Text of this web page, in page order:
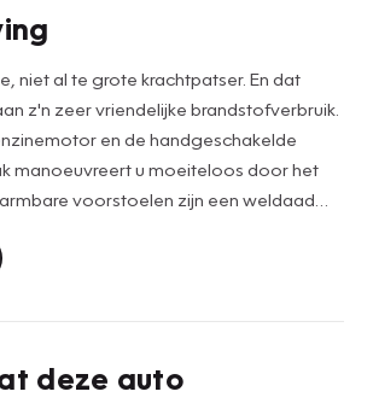
niet al te grote krachtpatser. En dat
z'n zeer vriendelijke brandstofverbruik.
en de handgeschakelde
manoeuvreert u moeiteloos door het
voorstoelen zijn een weldaad
In deze Renault profiteert u onder
inch lichtmetalen velgen, LED
neerklapbare achterbank, LED-
schakelt, gaat de achteruitrijcamera in
deze auto